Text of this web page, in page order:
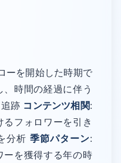
ーを開始した時期で
時間の経過に伴う
跡 コンテンツ相関:
フォロワーを引き
分析 季節パターン:
ーを獲得する年の時